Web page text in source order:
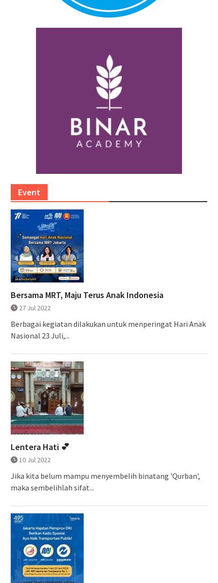
Event
Bersama MRT, Maju Terus Anak Indonesia
27 Jul 2022
Berbagai kegiatan dilakukan untuk menperingat Hari Anak
Nasional 23 Juli,...
Lentera Hati 💕
10 Jul 2022
Jika kita belum mampu menyembelih binatang 'Qurban',
maka sembelihlah sifat...